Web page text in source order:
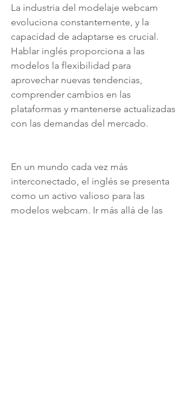
La industria del modelaje webcam
evoluciona constantemente, y la
capacidad de adaptarse es crucial.
Hablar inglés proporciona a las
modelos la flexibilidad para
aprovechar nuevas tendencias,
comprender cambios en las
plataformas y mantenerse actualizadas
con las demandas del mercado.
En un mundo cada vez más
interconectado, el inglés se presenta
como un activo valioso para las
modelos webcam. Ir más allá de las